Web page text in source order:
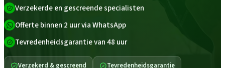
Verzekerde en gescreende specialisten
Offerte binnen 2 uur via WhatsApp
Tevredenheidsgarantie van 48 uur
Verzekerd & gescreend Tevredenheidsgarantie